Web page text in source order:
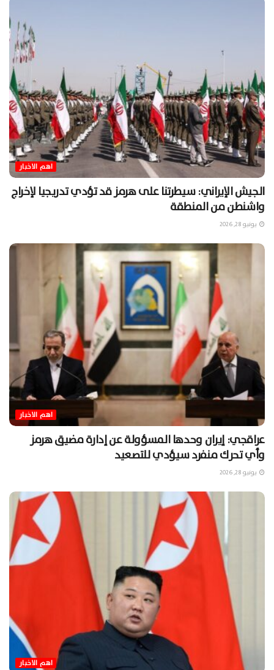
اهم الاخبار
الجيش الإيراني: سيطرتنا على هرمز قد تؤدي تدريجيا لإخراج
واشنطن من المنطقة
يونيو 28, 2026
اهم الاخبار
عراقجي: إيران وحدها المسؤولة عن إدارة مضيق هرمز
وأي تحرك منفرد سيؤدي للتصعيد
يونيو 28, 2026
اهم الاخبار